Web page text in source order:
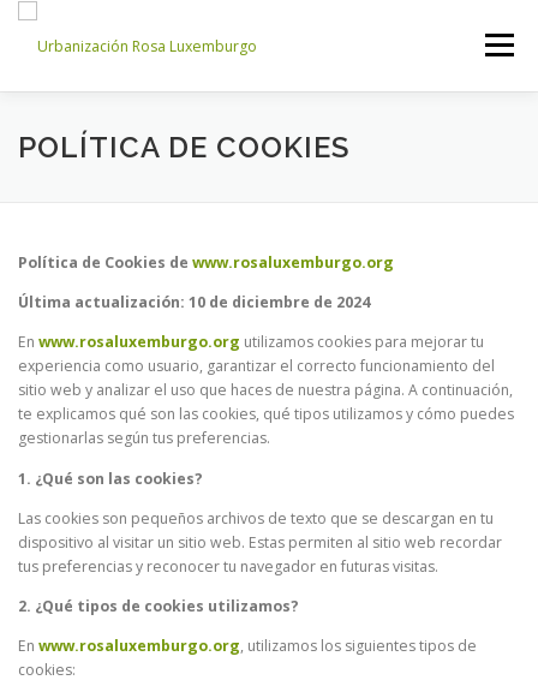
contenido
Menú
INICIO NOSOTROS NOTICIAS
POLÍTICA DE COOKIES
Política de Cookies de www.rosaluxemburgo.org
Última actualización: 10 de diciembre de 2024
En www.rosaluxemburgo.org utilizamos cookies para mejorar tu
experiencia como usuario, garantizar el correcto funcionamiento del
sitio web y analizar el uso que haces de nuestra página. A continuación,
te explicamos qué son las cookies, qué tipos utilizamos y cómo puedes
gestionarlas según tus preferencias.
1. ¿Qué son las cookies?
Las cookies son pequeños archivos de texto que se descargan en tu
dispositivo al visitar un sitio web. Estas permiten al sitio web recordar
tus preferencias y reconocer tu navegador en futuras visitas.
2. ¿Qué tipos de cookies utilizamos?
En www.rosaluxemburgo.org, utilizamos los siguientes tipos de
cookies: